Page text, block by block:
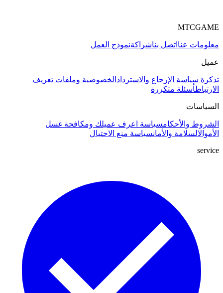
MTCGAME
معلومات عنا اتصل بناشراكةنموذج العمل
عميل
تذكرة سياسة الإرجاع والاسترداد الخصوصية وملفات تعريف
الارتباطأسئلة متكررة
السياسات
الشروط والأحكامسياسة اعرف عميلك ومكافحة غسل
الأموالالسلامة والأمانسياسة منع الاحتيال
service